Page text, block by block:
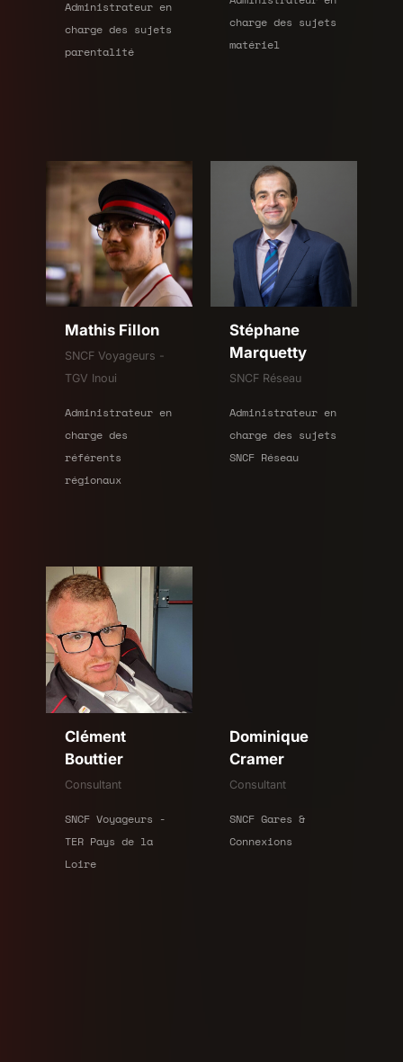
Administrateur en
charge des sujets
parentalité
charge des sujets
matériel
Mathis Fillon
SNCF Voyageurs -
TGV Inoui
Administrateur en
charge des
référents
régionaux
Stéphane
Marquetty
SNCF Réseau
Administrateur en
charge des sujets
SNCF Réseau
Clément
Bouttier
Consultant
SNCF Voyageurs -
TER Pays de la
Loire
Dominique
Cramer
Consultant
SNCF Gares &
Connexions